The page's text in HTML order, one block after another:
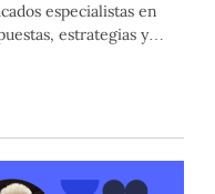
especialistas en
estrategias y
el crimen